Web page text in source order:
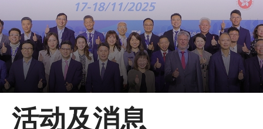
跳到内容（按回车键）
会员登录
主页
活动及消息